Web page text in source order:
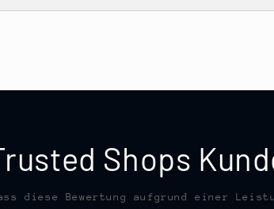
Shops
Bewertung aufgrund einer